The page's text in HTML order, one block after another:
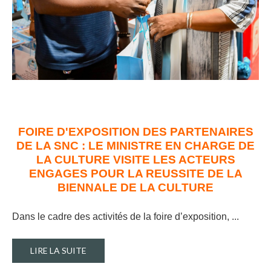
FOIRE D'EXPOSITION DES PARTENAIRES
DE LA SNC : LE MINISTRE EN CHARGE DE
LA CULTURE VISITE LES ACTEURS
ENGAGES POUR LA REUSSITE DE LA
BIENNALE DE LA CULTURE
Dans le cadre des activités de la foire d’exposition, ...
LIRE LA SUITE